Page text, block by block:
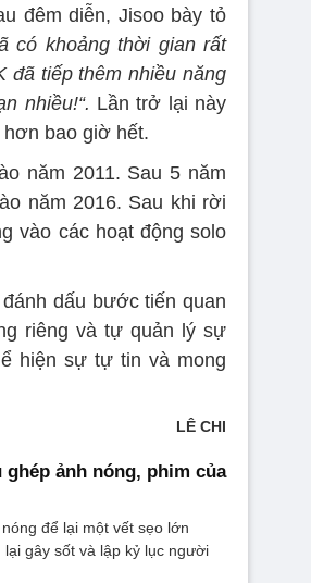
đêm diễn, Jisoo bày tỏ
có khoảng thời gian rất
đã tiếp thêm nhiều năng
nhiều!“. Lần trở lại này
bao giờ hết.
năm 2011. Sau 5 năm
năm 2016. Sau khi rời
vào các hoạt động solo
đánh dấu bước tiến quan
riêng và tự quản lý sự
hiện sự tự tin và mong
LÊ CHI
ảnh nóng, phim của
để lại một vết sẹo lớn
gây sốt và lập kỷ lục người